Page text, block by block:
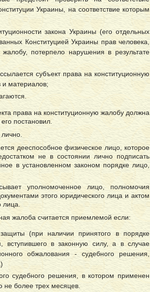
Украины, на соответствие которым
закона Украины (его отдельных
Конституцией Украины прав человека,
потерпело нарушения в результате
субъект права на конституционную
и материалов;
права на конституционную жалобу должна
постановил.
дееспособное физическое лицо, которое
не в состоянии лично подписать
в установленном законом порядке лицо,
уполномоченное лицо, полномочия
этого юридического лица и актом
жалоба считается приемлемой если:
(при наличии принятого в порядке
вступившего в законную силу, а в случае
обжалования - судебного решения,
судебного решения, в котором применен
не более трех месяцев.